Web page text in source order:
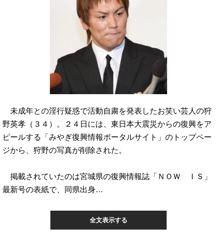
未成年との淫行疑惑で活動自粛を発表したお笑い芸人の狩
野英孝（３４）。２４日には、東日本大震災からの復興をア
ピールする「みやぎ復興情報ポータルサイト」のトップペー
ジから、狩野の写真が削除された。
掲載されていたのは宮城県の復興情報誌「ＮＯＷ ＩＳ」
最新号の表紙で、同県出身…
全文表示する